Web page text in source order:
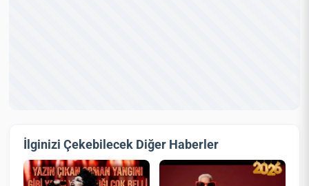
İlginizi Çekebilecek Diğer Haberler